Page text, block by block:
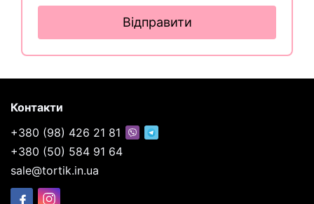
Відправити
Контакти
+380 (98) 426 21 81
+380 (50) 584 91 64
sale@tortik.in.ua